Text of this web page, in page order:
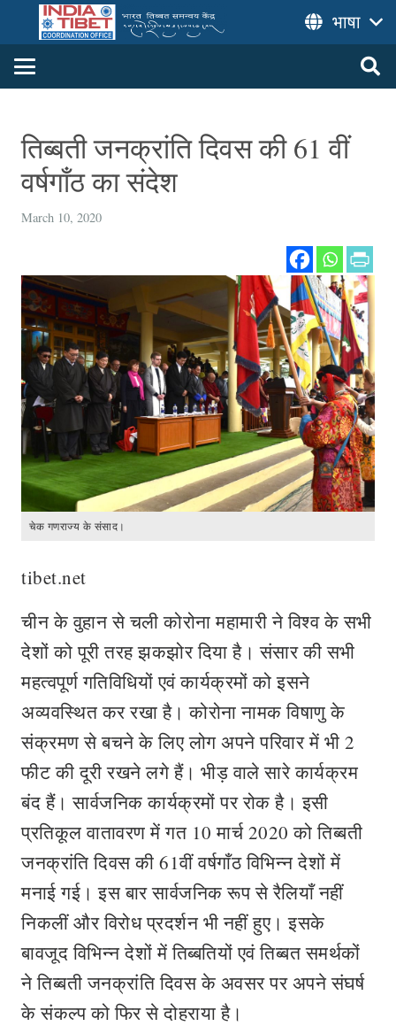
भाषा
तिब्बती जनक्रांति दिवस की 61 वीं
वर्षगाँठ का संदेश
March 10, 2020
चेक गणराज्य के संसाद।
tibet.net
चीन के वुहान से चली कोरोना महामारी ने विश्व के सभी
देशों को पूरी तरह झकझोर दिया है। संसार की सभी
महत्वपूर्ण गतिविधियों एवं कार्यक्रमों को इसने
अव्यवस्थित कर रखा है। कोरोना नामक विषाणु के
संक्रमण से बचने के लिए लोग अपने परिवार में भी 2
फीट की दूरी रखने लगे हैं। भीड़ वाले सारे कार्यक्रम
बंद हैं। सार्वजनिक कार्यक्रमों पर रोक है। इसी
प्रतिकूल वातावरण में गत 10 मार्च 2020 को तिब्बती
जनक्रांति दिवस की 61वीं वर्षगाँठ विभिन्न देशों में
मनाई गई। इस बार सार्वजनिक रूप से रैलियाँ नहीं
निकलीं और विरोध प्रदर्शन भी नहीं हुए। इसके
बावजूद विभिन्न देशों में तिब्बतियों एवं तिब्बत समर्थकों
ने तिब्बती जनक्रांति दिवस के अवसर पर अपने संघर्ष
के संकल्प को फिर से दोहराया है।